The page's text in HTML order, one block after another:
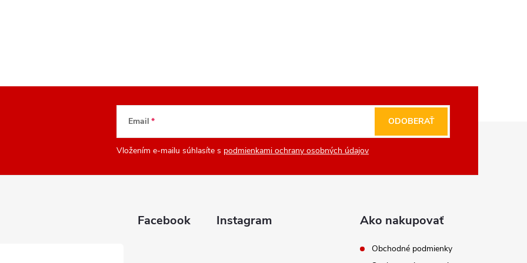
Email
Vložením e-mailu súhlasíte s podmienkami ochrany osobných údajov
ODOBERAŤ
Facebook Instagram Ako nakupovať
Obchodné podmienky